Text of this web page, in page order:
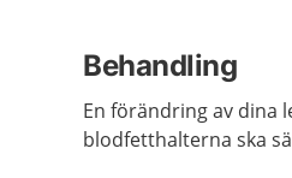
Behandling
En förändring av dina
blodfetthalterna ska